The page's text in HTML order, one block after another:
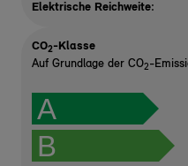
Elektrische Reichweite:
CO2-Klasse
Auf Grundlage der CO2-
A
B